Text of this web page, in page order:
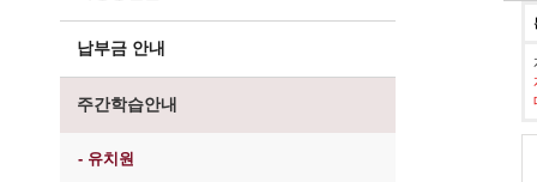
납부금 안내
주간학습안내
- 유치원